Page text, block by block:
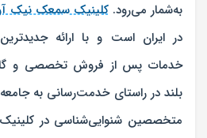
به‌شمار می‌رود.کلینیک سمعک نیک
در ایران است و با ارائه
خدمات پس از فروش تخصصی و
بلند در راستای خدمت‌رسانی به
متخصصین شنوایی‌شناسی در کلینیک